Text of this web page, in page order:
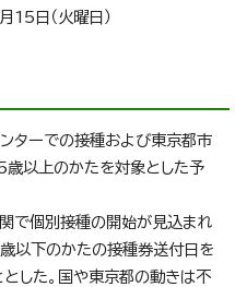
15日（火曜日）
ターでの接種および東京都市
歳以上のかたを対象とした予
で個別接種の開始が見込まれ
以下のかたの接種券送付日を
とした。国や東京都の動きは不